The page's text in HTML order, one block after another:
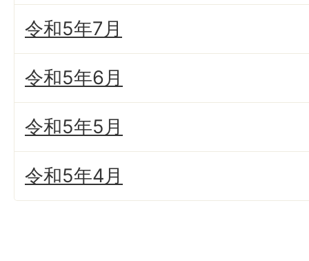
令和5年7月
令和5年6月
令和5年5月
令和5年4月